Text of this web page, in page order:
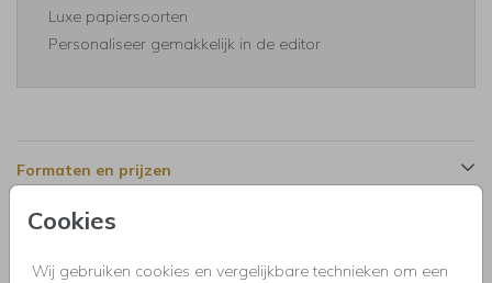
Cookies
Wij gebruiken cookies en vergelijkbare technieken om een
Luxe papiersoorten
Personaliseer gemakkelijk in de editor
Formaten en prijzen
Productinformatie